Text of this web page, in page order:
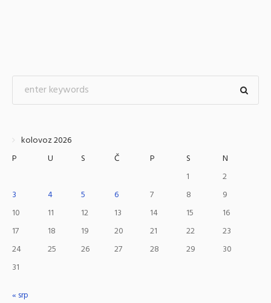
kolovoz 2026
P
U S Č P S
N
1
2
3
4 5 6 7 8
9
10
11 12 13 14 15
16
17
18 19 20 21 22
23
24
25 26 27 28 29
30
31
« srp